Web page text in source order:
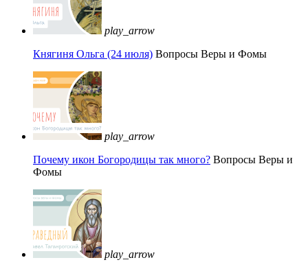
play_arrow
Княгиня Ольга (24 июля) Вопросы Веры и Фомы
play_arrow
Почему икон Богородицы так много? Вопросы Веры и
Фомы
play_arrow